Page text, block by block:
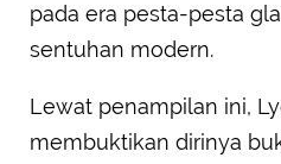
pada era pesta-pesta
sentuhan modern.
Lewat penampilan ini,
membuktikan dirinya